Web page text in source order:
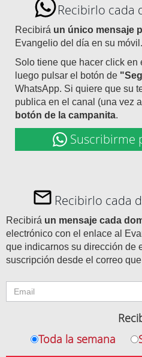
Recibirlo cada
Recibirá un único mensaje
Evangelio del día en su móvil.
Solo tiene que hacer click en
luego pulsar el botón de
WhatsApp. Si quiere que su
publica en el canal (una vez
botón de la campanita.
Suscribirme
Recibirlo cada
Recibirá un mensaje cada
electrónico con el enlace al
que indicarnos su dirección de
suscripción desde el correo
Toda la semana